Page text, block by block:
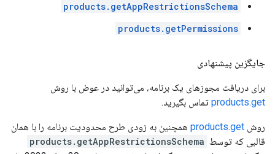
products.getAppRestrictionsSchema
products.getPermissions
جایگزین پیشنهادی
برای دریافت مجوزهای یک برنامه، می‌توانید در عوض با روش
products.get تماس بگیرید.
روش products.get همچنین به زودی طرح محدودیت برنامه را با همان
قالبی که توسط products.getAppRestrictionsSchema